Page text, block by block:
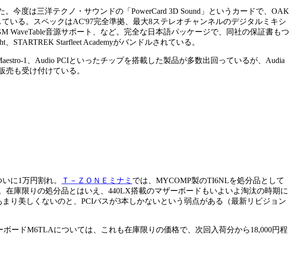
今度は三洋テクノ・サウンドの「PowerCard 3D Sound」というカードで、OAK
いる。スペックはAC'97完全準拠、最大8ステレオチャンネルのデジタルミキシ
WaveTable音源サポート、など。完全な日本語パッケージで、同社の保証書もつ
STARTREK Starfleet Academyがバンドルされている。
1、Audio PCIといったチップを搭載した製品が多数出回っているが、Audia
も受け付けている。
に1万円割れ。 Ｔ－ＺＯＮＥミナミ では、MYCOMP製のTI6NLを処分品として
在庫限りの処分品とはいえ、440LX搭載のマザーボードもいよいよ淘汰の時期に
り美しくないのと、PCIバスが3本しかないという弱点がある（最新リビジョン
ードM6TLAについては、これも在庫限りの価格で、次回入荷分から18,000円程